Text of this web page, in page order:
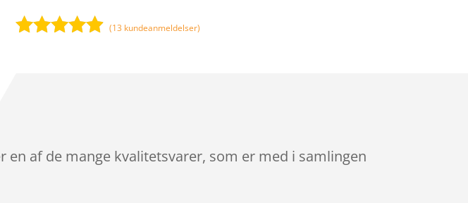
(13 kundeanmeldelser)
en af de mange kvalitetsvarer, som er med i samlingen